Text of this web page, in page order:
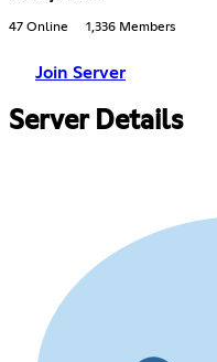
47 Online 1,336 Members
Join Server
Server Details